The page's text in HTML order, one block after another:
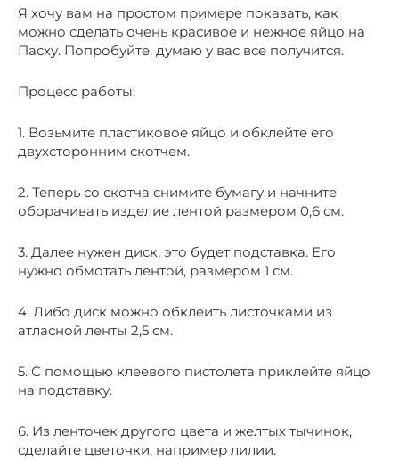
Я хочу вам на простом примере показать, как
можно сделать очень красивое и нежное яйцо на
Пасху. Попробуйте, думаю у вас все получится.
Процесс работы:
1. Возьмите пластиковое яйцо и обклейте его
двухсторонним скотчем.
2. Теперь со скотча снимите бумагу и начните
оборачивать изделие лентой размером 0,6 см.
3. Далее нужен диск, это будет подставка. Его
нужно обмотать лентой, размером 1 см.
4. Либо диск можно обклеить листочками из
атласной ленты 2,5 см.
5. С помощью клеевого пистолета приклейте яйцо
на подставку.
6. Из ленточек другого цвета и желтых тычинок,
сделайте цветочки, например лилии.